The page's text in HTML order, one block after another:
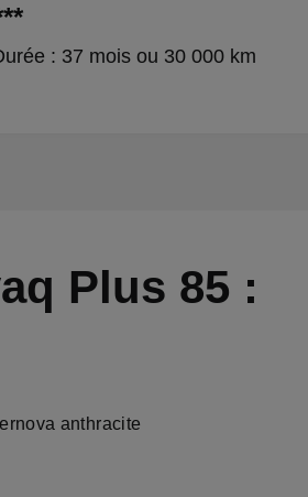
: 37 mois ou 30 000 km
Plus 85 :
anthracite